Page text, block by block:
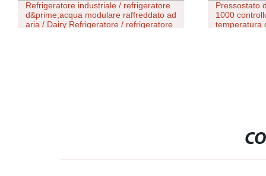
Refrigeratore industriale / refrigeratore
d&prime;acqua modulare raffreddato ad
aria / Dairy Refrigeratore / refrigeratore
Pressostato
1000
temperatura